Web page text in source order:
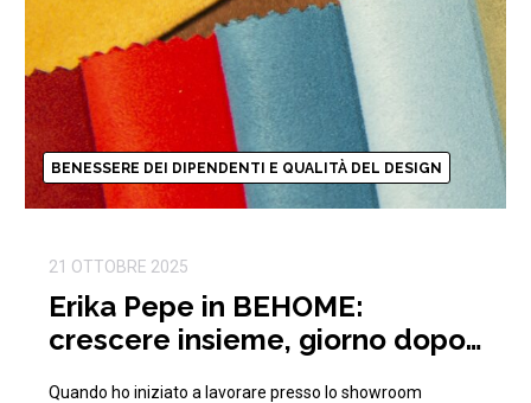
BENESSERE DEI DIPENDENTI E QUALITÀ DEL DESIGN
21 OTTOBRE 2025
Erika Pepe in BEHOME:
crescere insieme, giorno dopo
Quando ho iniziato a lavorare presso lo showroom